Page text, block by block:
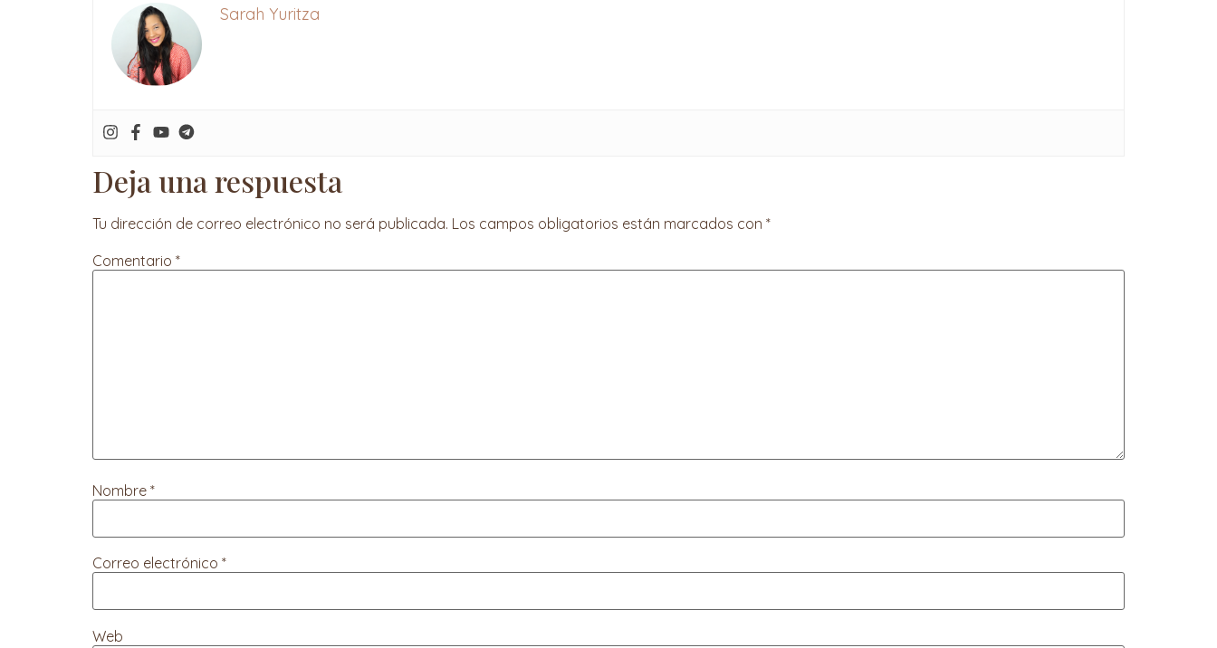
Sarah Yuritza
Deja una respuesta
Tu dirección de correo electrónico no será publicada. Los campos obligatorios están marcados con *
Comentario *
Nombre *
Correo electrónico *
Web